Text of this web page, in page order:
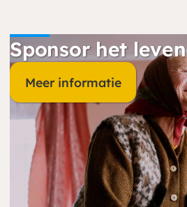
Sponsor het leven
Meer informatie